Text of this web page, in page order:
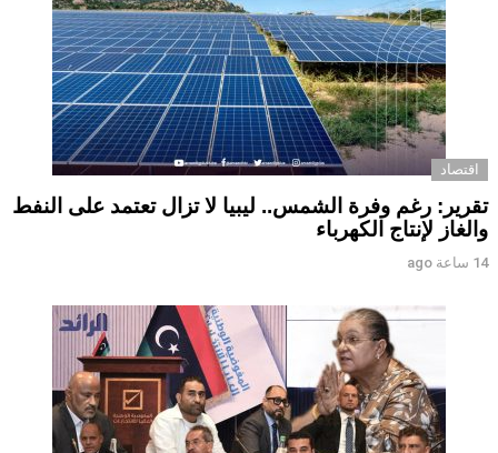
اقتصاد
تقرير: رغم وفرة الشمس.. ليبيا لا تزال تعتمد على النفط
والغاز لإنتاج الكهرباء
14 ساعة ago